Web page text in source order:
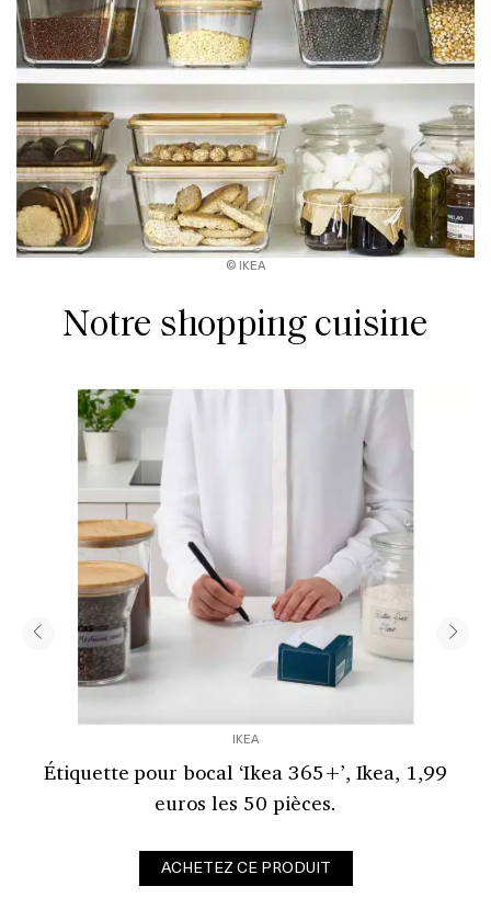
© IKEA
Notre shopping cuisine
IKEA
Étiquette pour bocal ‘Ikea 365+’, Ikea, 1,99
euros les 50 pièces.
ACHETEZ CE PRODUIT